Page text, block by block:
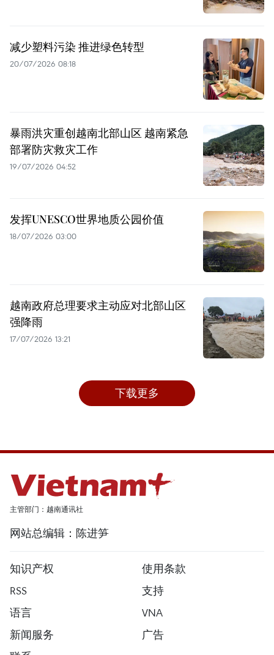
减少塑料污染 推进绿色转型
20/07/2026 08:18
暴雨洪灾重创越南北部山区 越南紧急
部署防灾救灾工作
19/07/2026 04:52
发挥UNESCO世界地质公园价值
18/07/2026 03:00
越南政府总理要求主动应对北部山区
强降雨
17/07/2026 13:21
下载更多
主管部门：越南通讯社
网站总编辑：陈进笋
知识产权
使用条款
RSS
支持
语言
VNA
新闻服务
广告